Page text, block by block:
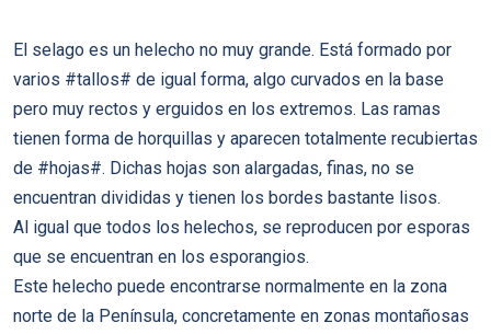
El selago es un helecho no muy grande. Está formado por
varios #tallos# de igual forma, algo curvados en la base
pero muy rectos y erguidos en los extremos. Las ramas
tienen forma de horquillas y aparecen totalmente recubiertas
de #hojas#. Dichas hojas son alargadas, finas, no se
encuentran divididas y tienen los bordes bastante lisos.
Al igual que todos los helechos, se reproducen por esporas
que se encuentran en los esporangios.
Este helecho puede encontrarse normalmente en la zona
norte de la Península, concretamente en zonas montañosas